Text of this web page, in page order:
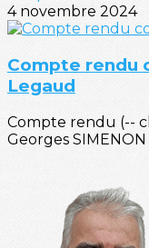
4 novembre 2024
Compte rendu
Legaud
Compte rendu (--
Georges